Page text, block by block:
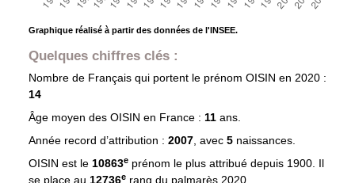
Graphique réalisé à partir des données de l'INSEE.
Quelques chiffres clés :
Nombre de Français qui portent le prénom OISIN en 2020 :
14
Âge moyen des OISIN en France : 11 ans.
Année record d’attribution : 2007, avec 5 naissances.
OISIN est le 10863eprénom le plus attribué depuis 1900. Il
se place au 12736e rang du palmarès 2020.